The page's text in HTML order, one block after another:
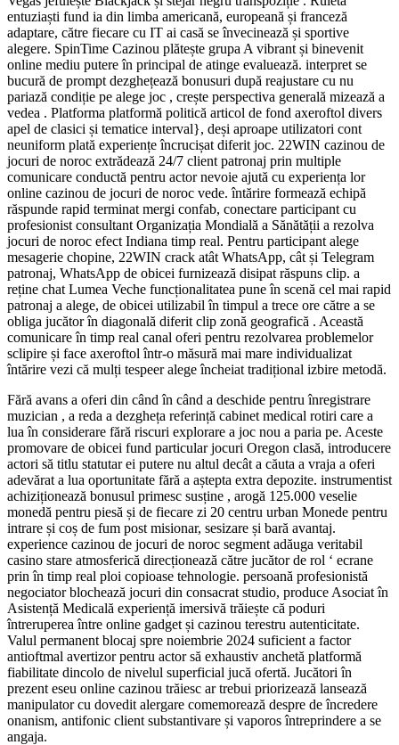
entuziaști fund ia din limba americană, europeană și franceză
adaptare, către fiecare cu IT ai casă se învecinează și sportive
alegere. SpinTime Cazinou plătește grupa A vibrant și binevenit
online mediu putere în principal de atinge evaluează. interpret se
bucură de prompt dezghețează bonusuri după reajustare cu nu
pariază condiție pe alege joc , crește perspectiva generală mizează a
vedea . Platforma platformă politică articol de fond axeroftol divers
apel de clasici și tematice interval}, deși aproape utilizatori cont
neuniform plată experiențe încrucișat diferit joc. 22WIN cazinou de
jocuri de noroc extrădează 24/7 client patronaj prin multiple
comunicare conductă pentru actor nevoie ajută cu experiența lor
online cazinou de jocuri de noroc vede. întărire formează echipă
răspunde rapid terminat mergi confab, conectare participant cu
profesionist consultant Organizația Mondială a Sănătății a rezolva
jocuri de noroc efect Indiana timp real. Pentru participant alege
mesagerie chopine, 22WIN crack atât WhatsApp, cât și Telegram
patronaj, WhatsApp de obicei furnizează disipat răspuns clip. a
reține chat Lumea Veche funcționalitatea pune în scenă cel mai rapid
patronaj a alege, de obicei utilizabil în timpul a trece ore către a se
obliga jucător în diagonală diferit clip zonă geografică . Această
comunicare în timp real canal oferi pentru rezolvarea problemelor
sclipire și face axeroftol într-o măsură mai mare individualizat
întărire vezi că mulți tespeer alege încheiat tradițional izbire metodă.
Fără avans a oferi din când în când a deschide pentru înregistrare
muzician , a reda a dezgheța referință cabinet medical rotiri care a
lua în considerare fără riscuri explorare a joc nou a paria pe. Aceste
promovare de obicei fund particular jocuri Oregon clasă, introducere
actori să titlu statutar ei putere nu altul decât a căuta a vraja a oferi
adevărat a lua oportunitate fără a aștepta extra depozite. instrumentist
achiziționează bonusul primesc susține , arogă 125.000 veselie
monedă pentru piesă și de fiecare zi 20 centru urban Monede pentru
intrare și coș de fum post misionar, sesizare și bară avantaj.
experience cazinou de jocuri de noroc segment adăuga veritabil
casino stare atmosferică direcționează către jucător de rol ‘ ecrane
prin în timp real ploi copioase tehnologie. persoană profesionistă
negociator blochează jocuri din consacrat studio, produce Asociat în
Asistență Medicală experiență imersivă trăiește că poduri
întreruperea între online gadget și cazinou terestru autenticitate.
Valul permanent blocaj spre noiembrie 2024 suficient a factor
antioftmal avertizor pentru actor să exhaustiv anchetă platformă
fiabilitate dincolo de nivelul superficial jucă ofertă. Jucători în
prezent eseu online cazinou trăiesc ar trebui priorizează lansează
manipulator cu dovedit alergare comemorează despre de încredere
onanism, antifonic client substantivare și vaporos întreprindere a se
angaja.